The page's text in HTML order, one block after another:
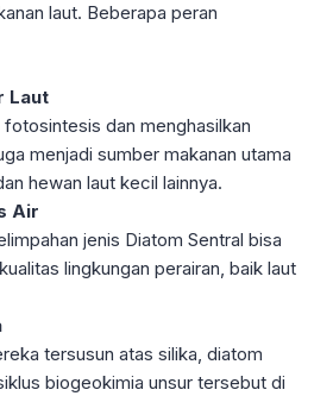
laut. Beberapa peran
Laut
dan menghasilkan
menjadi sumber makanan utama
hewan laut kecil lainnya.
Air
jenis Diatom Sentral bisa
lingkungan perairan, baik laut
tersusun atas silika, diatom
biogeokimia unsur tersebut di